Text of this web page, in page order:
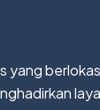
yang